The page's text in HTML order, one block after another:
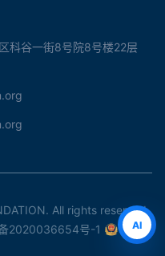
科谷一街8号院8号楼22层
All rights reserved.
2020036654号-1
京公
AI